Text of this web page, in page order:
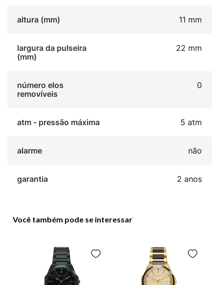
altura (mm) 11 mm
largura da pulseira
(mm)
22 mm
número elos
removíveis
0
atm - pressão máxima 5 atm
alarme não
garantia 2 anos
Você também pode se interessar